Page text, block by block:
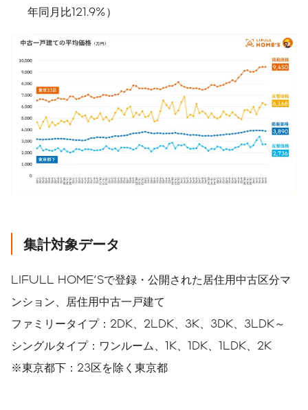
年同月比121.9%）
集計対象データ
LIFULL HOME'Sで登録・公開された居住用中古区分マ
ンション、居住用中古一戸建て
ファミリータイプ：2DK、2LDK、3K、3DK、3LDK～
シングルタイプ：ワンルーム、1K、1DK、1LDK、2K
※東京都下：23区を除く東京都